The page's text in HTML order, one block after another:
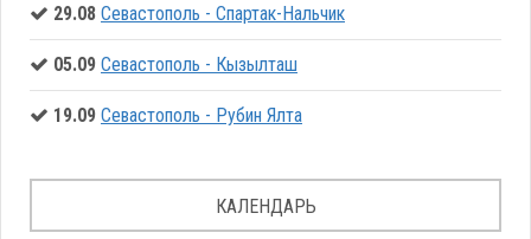
29.08 Севастополь - Спартак-Нальчик
05.09 Севастополь - Кызылташ
19.09 Севастополь - Рубин Ялта
КАЛЕНДАРЬ